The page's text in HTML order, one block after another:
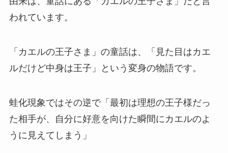
われています。
「カエルの王子さま」の童話は、「見た目はカエ
ルだけど中身は王子」という変身の物語です。
蛙化現象ではその逆で「最初は理想の王子様だっ
た相手が、自分に好意を向けた瞬間にカエルのよ
うに見えてしまう」